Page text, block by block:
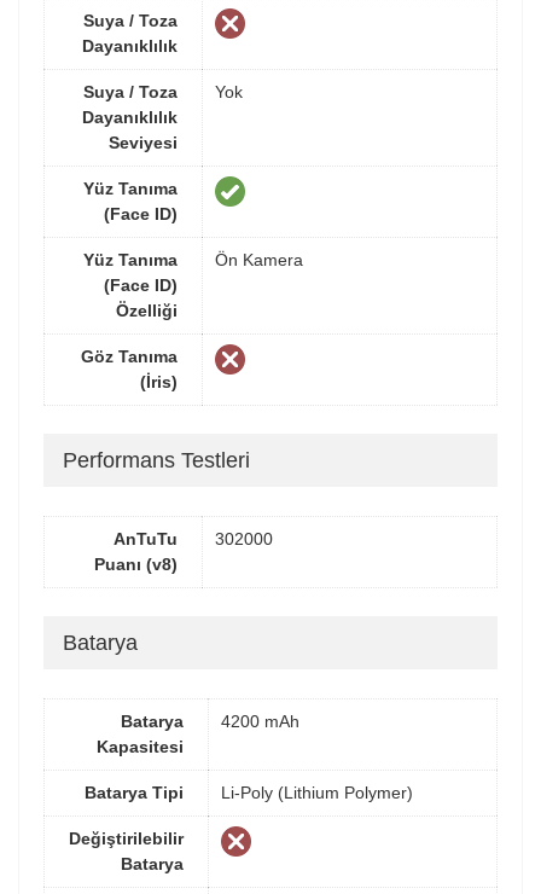
Suya / Toza
Dayanıklılık
Suya / Toza
Dayanıklılık
Seviyesi
Yok
Yüz Tanıma
(Face ID)
Yüz Tanıma
(Face ID)
Özelliği
Ön Kamera
Göz Tanıma
(İris)
Performans Testleri
AnTuTu
Puanı (v8)
302000
Batarya
Batarya
Kapasitesi
4200 mAh
Batarya Tipi Li-Poly (Lithium Polymer)
Değiştirilebilir
Batarya